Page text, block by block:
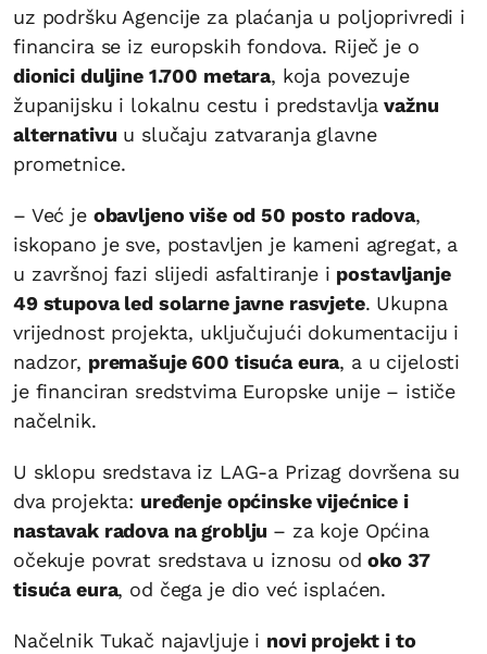
uz podršku Agencije za plaćanja u poljoprivredi i
financira se iz europskih fondova. Riječ je o
dionici duljine 1.700 metara, koja povezuje
županijsku i lokalnu cestu i predstavlja važnu
alternativu u slučaju zatvaranja glavne
prometnice.
– Već je obavljeno više od 50 posto radova,
iskopano je sve, postavljen je kameni agregat, a
u završnoj fazi slijedi asfaltiranje i postavljanje
49 stupova led solarne javne rasvjete. Ukupna
vrijednost projekta, uključujući dokumentaciju i
nadzor, premašuje 600 tisuća eura, a u cijelosti
je financiran sredstvima Europske unije – ističe
načelnik.
U sklopu sredstava iz LAG-a Prizag dovršena su
dva projekta: uređenje općinske vijećnice i
nastavak radova na groblju – za koje Općina
očekuje povrat sredstava u iznosu od oko 37
tisuća eura, od čega je dio već isplaćen.
Načelnik Tukač najavljuje i novi projekt i to